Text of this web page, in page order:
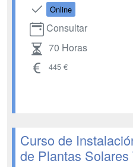
Online
Consultar
70 Horas
445 €
Curso de
de Plantas Solares